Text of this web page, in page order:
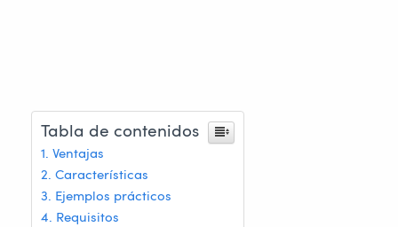
Tabla de contenidos
Ventajas
Características
Ejemplos prácticos
Requisitos